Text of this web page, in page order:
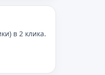
в 2 клика.